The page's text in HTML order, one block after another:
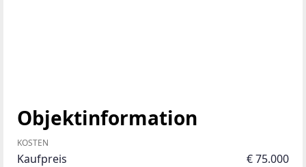
Objektinformation
KOSTEN
Kaufpreis € 75.000